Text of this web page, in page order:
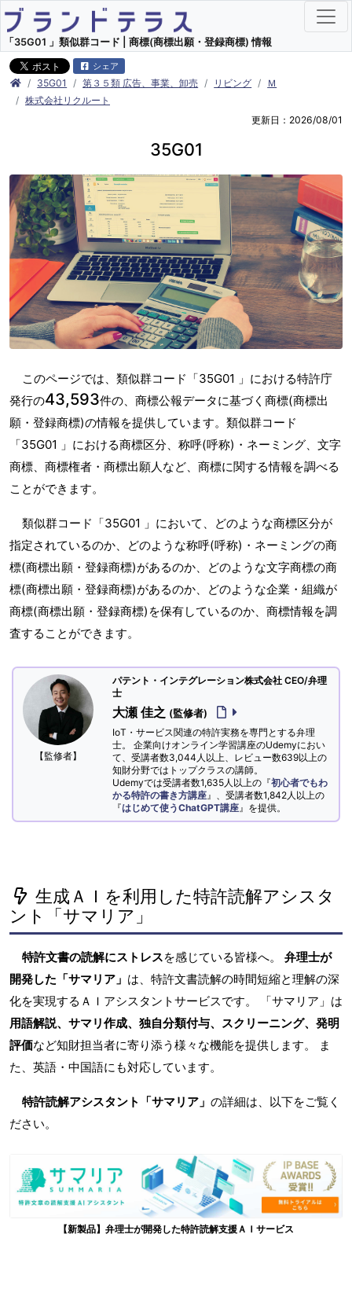
「35G01 」類似群コード | 商標(商標出願・登録商標) 情報
シェア
35G01 第３５類 広告、事業、卸売 リビング
Ｍ
株式会社リクルート
更新日：2026/08/01
35G01
このページでは、類似群コード「35G01 」における特許庁
発行の43,593件の、商標公報データに基づく商標(商標出
願・登録商標)の情報を提供しています。類似群コード
「35G01 」における商標区分、称呼(呼称)・ネーミング、文字
商標、商標権者・商標出願人など、商標に関する情報を調べる
ことができます。
類似群コード「35G01 」において、どのような商標区分が
指定されているのか、どのような称呼(呼称)・ネーミングの商
標(商標出願・登録商標)があるのか、どのような文字商標の商
標(商標出願・登録商標)があるのか、どのような企業・組織が
商標(商標出願・登録商標)を保有しているのか、商標情報を調
査することができます。
【監修者】
パテント・インテグレーション株式会社 CEO/弁理
士
大瀬 佳之 (監修者)
IoT・サービス関連の特許実務を専門とする弁理
士。 企業向けオンライン学習講座のUdemyにおい
て、受講者数3,044人以上、レビュー数639以上の
知財分野ではトップクラスの講師。
Udemyでは受講者数1,635人以上の『初心者でもわ
かる特許の書き方講座』、受講者数1,842人以上の
『はじめて使うChatGPT講座』を提供。
生成ＡＩを利用した特許読解アシスタ
ント「サマリア」
特許文書の読解にストレスを感じている皆様へ。 弁理士が
開発した「サマリア」 は、特許文書読解の時間短縮と理解の深
化を実現するＡＩアシスタントサービスです。 「サマリア」は
用語解説、サマリ作成、独自分類付与、スクリーニング、発明
評価など知財担当者に寄り添う様々な機能を提供します。 ま
た、英語・中国語にも対応しています。
特許読解アシスタント「サマリア」 の詳細は、以下をご覧く
ださい。
【新製品】弁理士が開発した特許読解支援ＡＩサービス